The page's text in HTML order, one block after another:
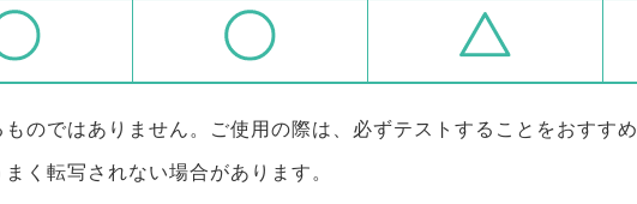
のではありません。ご使用の際は、必ずテストすることをおすす
く転写されない場合があります。